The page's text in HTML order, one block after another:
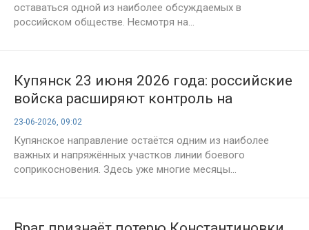
оставаться одной из наиболее обсуждаемых в
российском обществе. Несмотря на...
Купянск 23 июня 2026 года: российские
войска расширяют контроль на
подступах к городу, ожесточённые бои
продолжаются
23-06-2026, 09:02
Купянское направление остаётся одним из наиболее
важных и напряжённых участков линии боевого
соприкосновения. Здесь уже многие месяцы...